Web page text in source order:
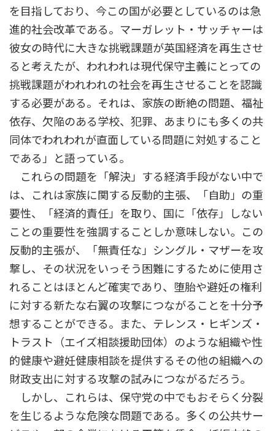
を目指しており、今この国が必要としているのは急
進的社会改革である。マーガレット・サッチャーは
彼女の時代に大きな挑戦課題が英国経済を再生させ
ると考えたが、われわれは現代保守主義にとっての
挑戦課題がわれわれの社会を再生させることを認識
する必要がある。それは、家族の断絶の問題、福祉
依存、欠陥のある学校、犯罪、あまりにも多くの共
同体でわれわれが直面している問題に対処すること
である」と語っている。
これらの問題を「解決」する経済手段がない中で
は、これは家族に関する反動的主張、「自助」の重
要性、「経済的責任」を取り、国に「依存」しない
ことの重要性を強調することしか意味しない。この
反動的主張が、「無責任な」シングル・マザーを攻
撃し、その状況をいっそう困難にするために使用さ
れることはほとんど確実であり、堕胎や避妊の権利
に対する新たな右翼の攻撃につながることを十分予
想することができる。また、テレンス・ヒギンズ・
トラスト（エイズ相談援助団体）のような組織や性
的健康や避妊健康相談を提供するその他の組織への
財政支出に対する攻撃の試みにつながるだろう。
しかし、これらは、保守党の中でもおそらく分裂
を生じるような危険な問題である。多くの公共サー